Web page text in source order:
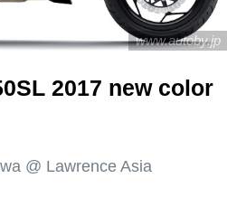
www.autoby.jp
2017 new color
@ Lawrence Asia